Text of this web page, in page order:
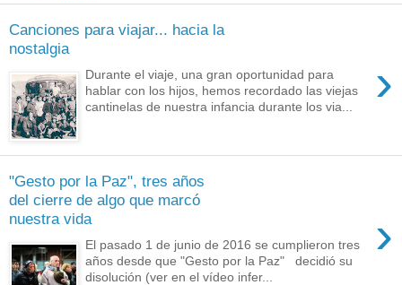
Canciones para viajar... hacia la
nostalgia
›
Durante el viaje, una gran oportunidad para
hablar con los hijos, hemos recordado las viejas
cantinelas de nuestra infancia durante los via...
"Gesto por la Paz", tres años
del cierre de algo que marcó
nuestra vida
›
El pasado 1 de junio de 2016 se cumplieron tres
años desde que "Gesto por la Paz" decidió su
disolución (ver en el vídeo infer...